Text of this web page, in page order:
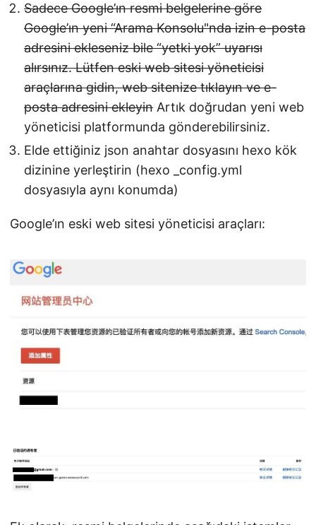
Sadece Google’ın resmi belgelerine göre
Google’ın yeni “Arama Konsolu"nda izin e-posta
adresini ekleseniz bile “yetki yok” uyarısı
alırsınız. Lütfen eski web sitesi yöneticisi
araçlarına gidin, web sitenize tıklayın ve e-
posta adresini ekleyin Artık doğrudan yeni web
yöneticisi platformunda gönderebilirsiniz.
Elde ettiğiniz json anahtar dosyasını hexo kök
dizinine yerleştirin (hexo _config.yml
dosyasıyla aynı konumda)
Google’ın eski web sitesi yöneticisi araçları: